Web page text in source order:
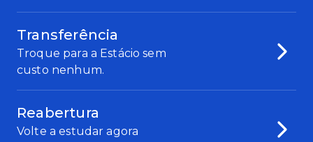
Transferência
Troque para a Estácio sem
custo nenhum.
Reabertura
Volte a estudar agora